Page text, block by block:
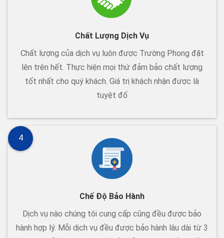
Chất Lượng Dịch Vụ
Chất lượng của dịch vụ luôn được Trường Phong đặt
lên trên hết. Thực hiện mọi thứ đảm bảo chất lượng
tốt nhất cho quý khách. Giá trị khách nhận được là
tuyệt đố
Chế Độ Bảo Hành
Dịch vụ nào chúng tôi cung cấp cũng đều được bảo
hành hợp lý. Mỗi dịch vụ đều được bảo hành lâu dài từ 3
4